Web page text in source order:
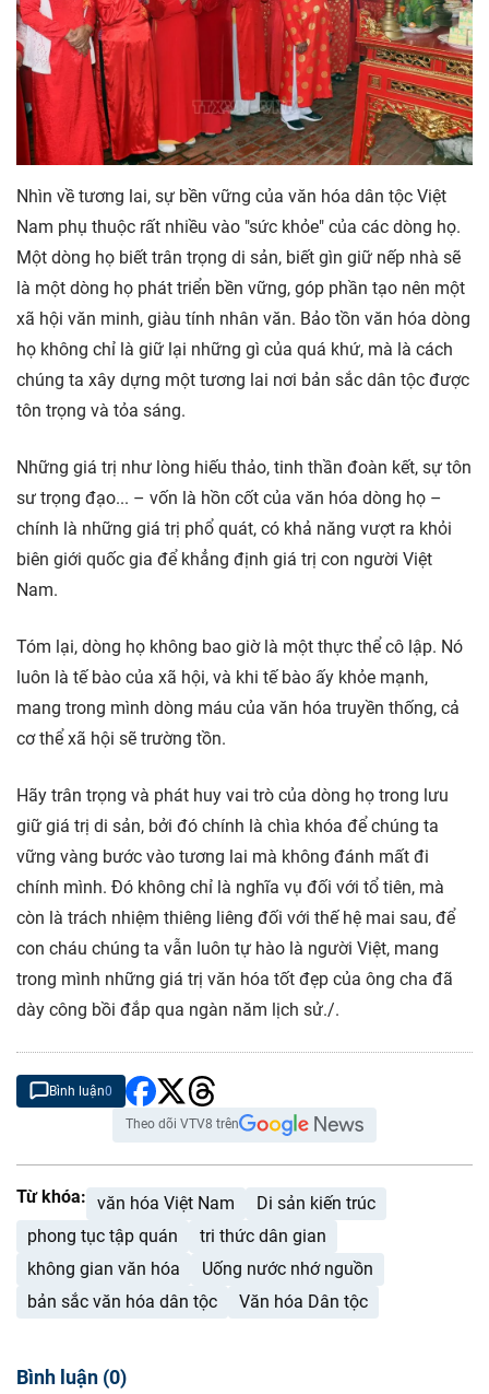
Nhìn về tương lai, sự bền vững của văn hóa dân tộc Việt
Nam phụ thuộc rất nhiều vào "sức khỏe" của các dòng họ.
Một dòng họ biết trân trọng di sản, biết gìn giữ nếp nhà sẽ
là một dòng họ phát triển bền vững, góp phần tạo nên một
xã hội văn minh, giàu tính nhân văn. Bảo tồn văn hóa dòng
họ không chỉ là giữ lại những gì của quá khứ, mà là cách
chúng ta xây dựng một tương lai nơi bản sắc dân tộc được
tôn trọng và tỏa sáng.
Những giá trị như lòng hiếu thảo, tinh thần đoàn kết, sự tôn
sư trọng đạo... – vốn là hồn cốt của văn hóa dòng họ –
chính là những giá trị phổ quát, có khả năng vượt ra khỏi
biên giới quốc gia để khẳng định giá trị con người Việt
Nam.
Tóm lại, dòng họ không bao giờ là một thực thể cô lập. Nó
luôn là tế bào của xã hội, và khi tế bào ấy khỏe mạnh,
mang trong mình dòng máu của văn hóa truyền thống, cả
cơ thể xã hội sẽ trường tồn.
Hãy trân trọng và phát huy vai trò của dòng họ trong lưu
giữ giá trị di sản, bởi đó chính là chìa khóa để chúng ta
vững vàng bước vào tương lai mà không đánh mất đi
chính mình. Đó không chỉ là nghĩa vụ đối với tổ tiên, mà
còn là trách nhiệm thiêng liêng đối với thế hệ mai sau, để
con cháu chúng ta vẫn luôn tự hào là người Việt, mang
trong mình những giá trị văn hóa tốt đẹp của ông cha đã
dày công bồi đắp qua ngàn năm lịch sử./.
Bình luận0
Theo dõi VTV8 trên
Từ khóa: văn hóa Việt Nam
Di sản kiến trúc
phong tục tập quán
tri thức dân gian
không gian văn hóa
Uống nước nhớ nguồn
bản sắc văn hóa dân tộc
Văn hóa Dân tộc
Bình luận (0)